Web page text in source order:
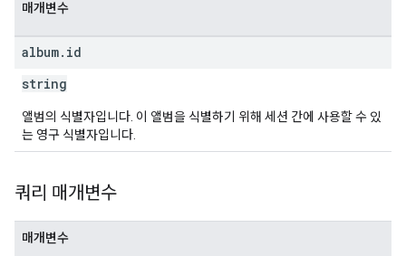
매개변수
album. id
string
앨범의 식별자입니다. 이 앨범을 식별하기 위해 세션 간에 사용할 수 있
는 영구 식별자입니다.
쿼리 매개변수
매개변수